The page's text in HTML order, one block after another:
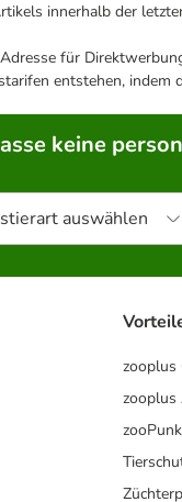
innerhalb der
für
entstehen,
keine
auswählen
zooplus
zooplus